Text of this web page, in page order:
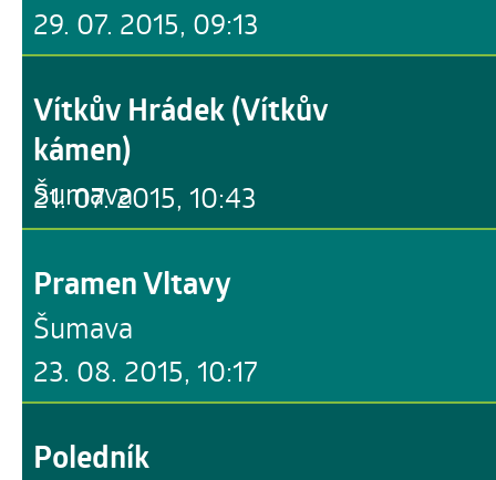
29. 07. 2015, 09:13
21. 07. 2015, 10:43
Vítkův Hrádek (Vítkův
kámen)
Šumava
23. 08. 2015, 10:17
Pramen Vltavy
Šumava
Poledník